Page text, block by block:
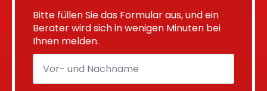
Bitte füllen Sie das Formular aus, und ein
Berater wird sich in wenigen Minuten bei
Ihnen melden.